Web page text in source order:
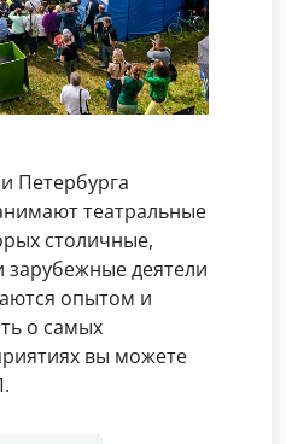
Петербурга
театральные
столичные,
деятели
опытом и
о самых
вы можете